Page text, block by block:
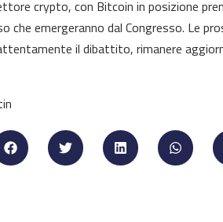
crypto, con Bitcoin in posizione
che emergeranno dal Congresso. Le
il dibattito, rimanere